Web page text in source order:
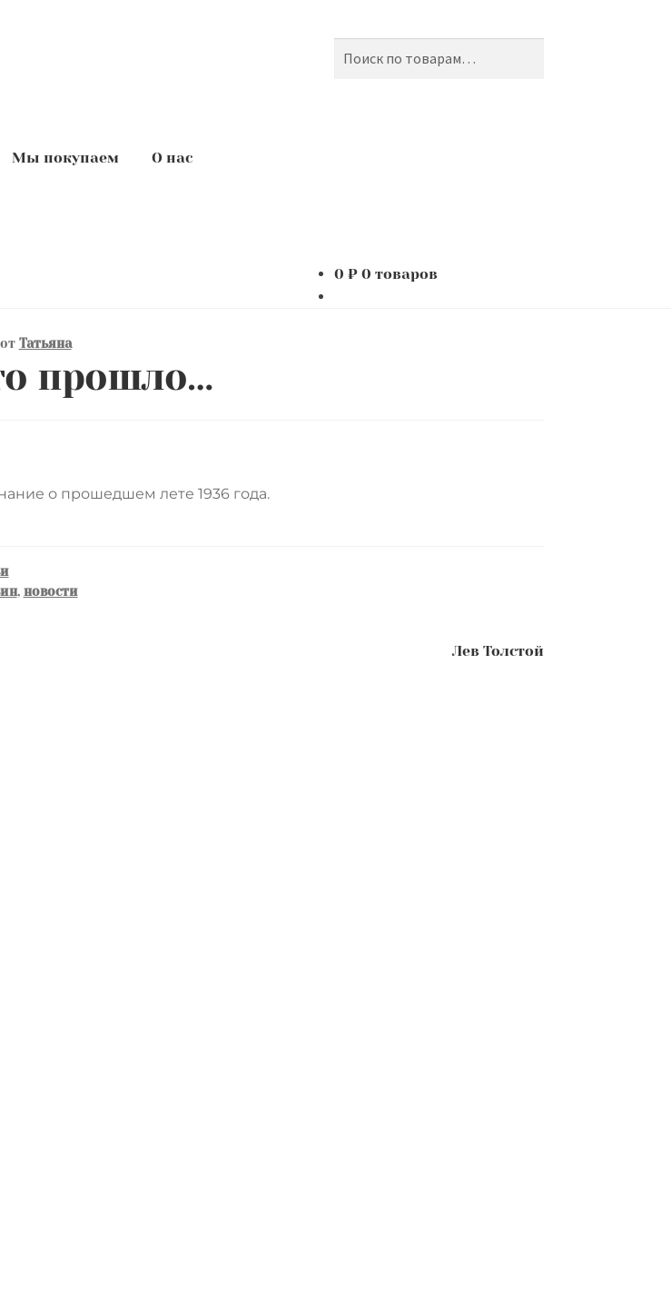
Мы покупаем О нас
0 ₽ 0 товаров
от Татьяна
прошло…
о прошедшем лете 1936 года.
, новости
Следующая
Лев Толстой